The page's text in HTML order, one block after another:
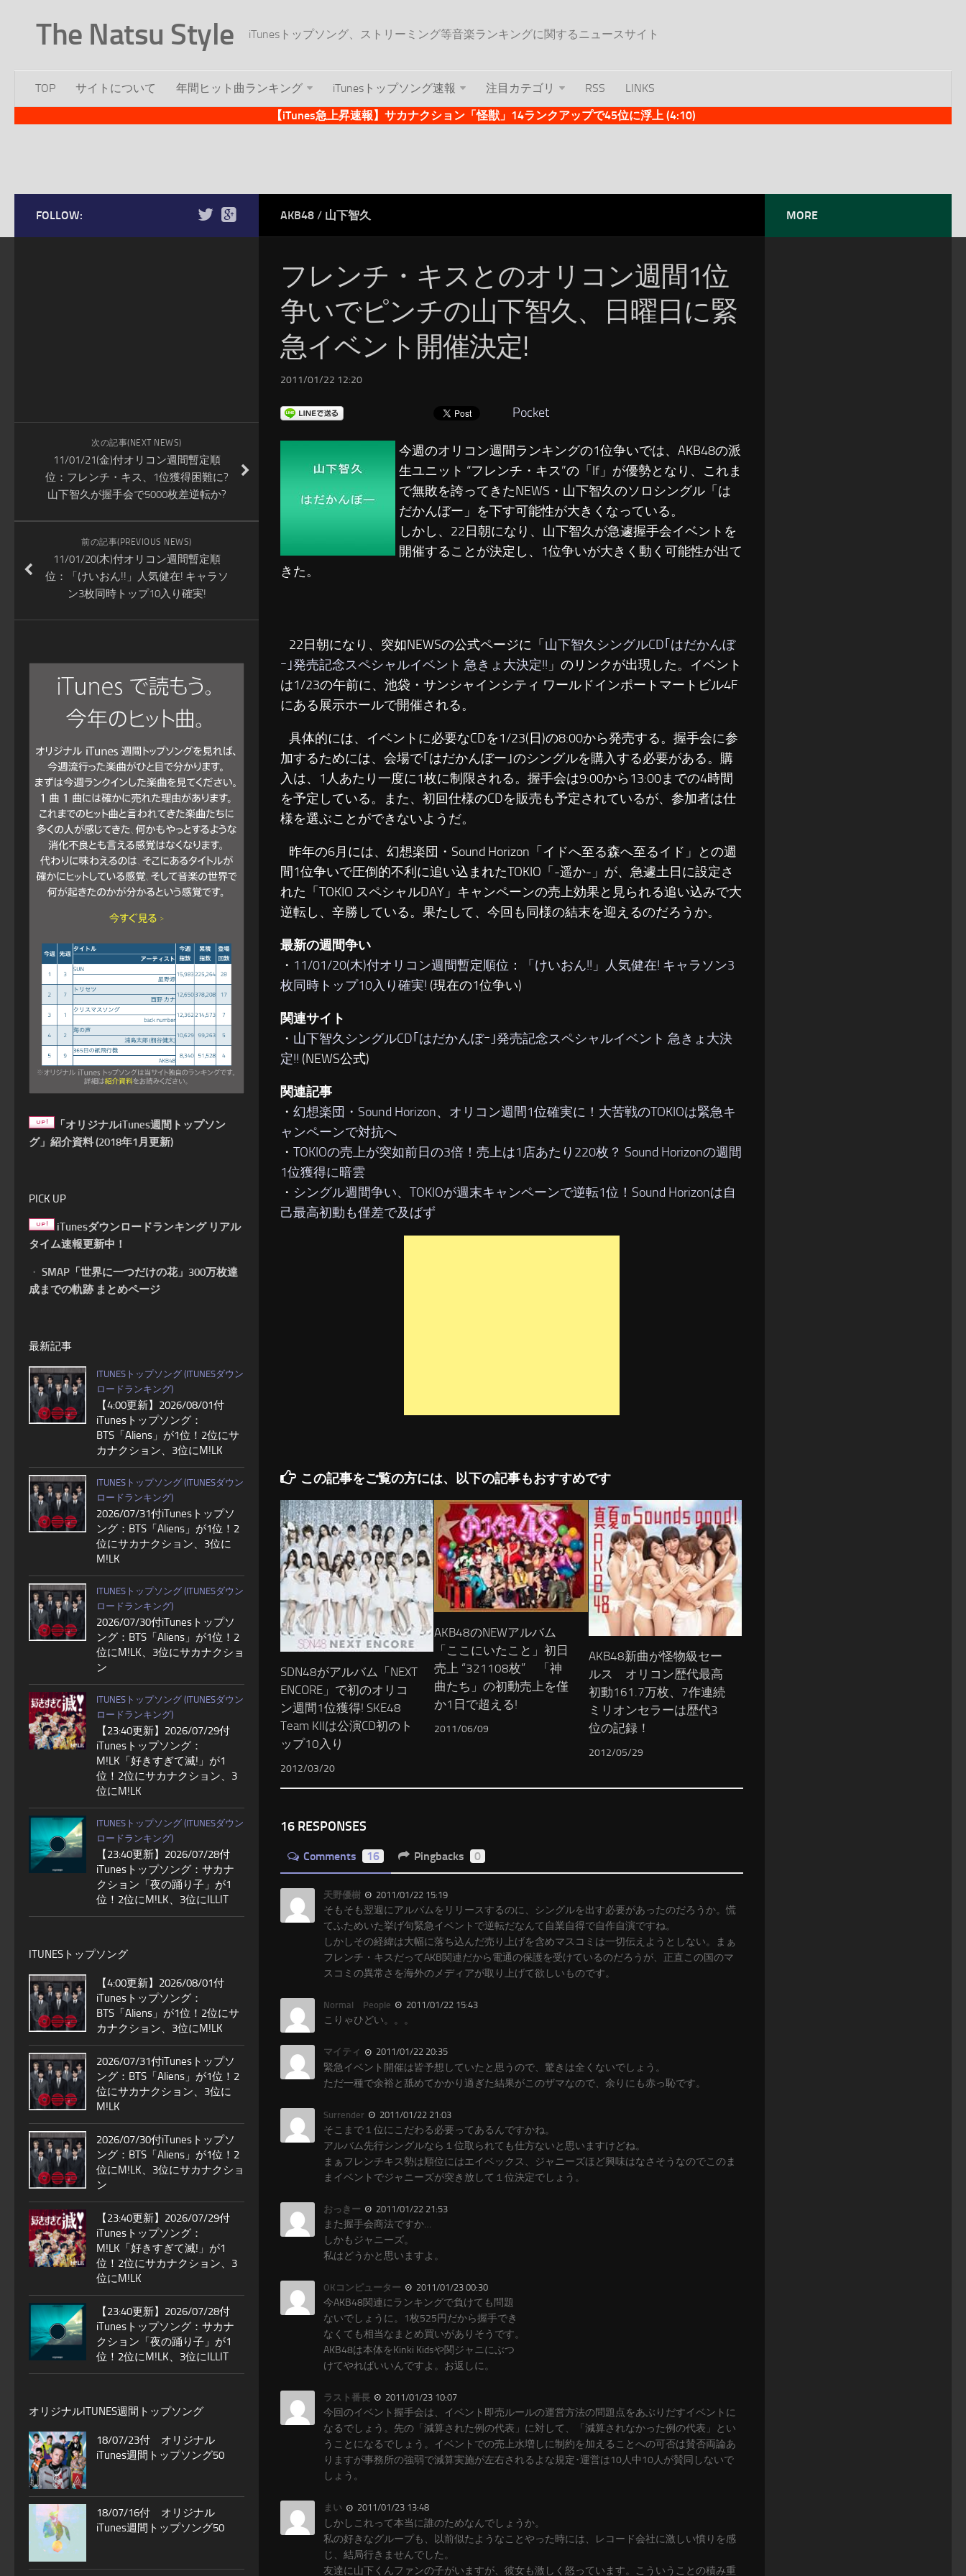
The Natsu Style iTunesトップソング、ストリーミング等音楽ランキングに関するニュースサイト
TOP サイトについて 年間ヒット曲ランキング iTunesトップソング速報 注目カテゴリ RSS
LINKS
【iTunes急上昇速報】サカナクション「怪獣」14ランクアップで45位に浮上 (4:10)
AKB48 / 山下智久
フレンチ・キスとのオリコン週間1位
争いでピンチの山下智久、日曜日に緊
急イベント開催決定!
2011/01/22 12:20
Pocket
今週のオリコン週間ランキングの1位争いでは、AKB48の派
生ユニット “フレンチ・キス”の「If」が優勢となり、これま
で無敗を誇ってきたNEWS・山下智久のソロシングル「は
だかんぼー」を下す可能性が大きくなっている。
しかし、22日朝になり、山下智久が急遽握手会イベントを
開催することが決定し、1位争いが大きく動く可能性が出て
きた。
22日朝になり、突如NEWSの公式ページに「 山下智久シングルCD｢はだかんぼ
ｰ｣発売記念スペシャルイベント 急きょ大決定!! 」のリンクが出現した。イベント
は1/23の午前に、池袋・サンシャインシティ ワールドインポートマートビル4F
にある展示ホールで開催される。
具体的には、イベントに必要なCDを1/23(日)の8:00から発売する。握手会に参
加するためには、会場で｢はだかんぼー｣のシングルを購入する必要がある。購
入は、1人あたり一度に1枚に制限される。握手会は9:00から13:00までの4時間
を予定している。また、初回仕様のCDを販売も予定されているが、参加者は仕
様を選ぶことができないようだ。
昨年の6月には、幻想楽団・Sound Horizon「イドへ至る森へ至るイド」との週
間1位争いで圧倒的不利に追い込まれたTOKIO「-遥か-」が、急遽土日に設定さ
れた「TOKIO スペシャルDAY」キャンペーンの売上効果と見られる追い込みで大
逆転し、辛勝している。果たして、今回も同様の結末を迎えるのだろうか。
最新の週間争い
・ 11/01/20(木)付オリコン週間暫定順位：「けいおん!!」人気健在! キャラソン3
枚同時トップ10入り確実! (現在の1位争い)
関連サイト
・ 山下智久シングルCD｢はだかんぼｰ｣発売記念スペシャルイベント 急きょ大決
定!! (NEWS公式)
関連記事
・ 幻想楽団・Sound Horizon、オリコン週間1位確実に！大苦戦のTOKIOは緊急キ
ャンペーンで対抗へ
・ TOKIOの売上が突如前日の3倍！売上は1店あたり220枚？ Sound Horizonの週間
1位獲得に暗雲
・ シングル週間争い、TOKIOが週末キャンペーンで逆転1位！Sound Horizonは自
己最高初動も僅差で及ばず
この記事をご覧の方には、以下の記事もおすすめです
SDN48がアルバム「NEXT
ENCORE」で初のオリコ
ン週間1位獲得! SKE48
Team KIIは公演CD初のト
ップ10入り
2012/03/20
AKB48のNEWアルバム
「ここにいたこと」初日
売上 “321108枚” 「神
曲たち」の初動売上を僅
か1日で超える!
2011/06/09
AKB48新曲が怪物級セー
ルス オリコン歴代最高
初動161.7万枚、7作連続
ミリオンセラーは歴代3
位の記録！
2012/05/29
16 RESPONSES
Comments 16 Pingbacks 0
天野優樹 2011/01/22 15:19
そもそも翌週にアルバムをリリースするのに、シングルを出す必要があったのだろうか。慌
てふためいた挙げ句緊急イベントで逆転だなんて自業自得で自作自演ですね。
しかしその経緯は大幅に落ち込んだ売り上げを含めマスコミは一切伝えようとしない。まぁ
フレンチ・キスだってAKB関連だから電通の保護を受けているのだろうが、正直この国のマ
スコミの異常さを海外のメディアが取り上げて欲しいものです。
Normal People 2011/01/22 15:43
こりゃひどい。。。
マイティ 2011/01/22 20:35
緊急イベント開催は皆予想していたと思うので、驚きは全くないでしょう。
ただ一種で余裕と舐めてかかり過ぎた結果がこのザマなので、余りにも赤っ恥です。
Surrender 2011/01/22 21:03
そこまで１位にこだわる必要ってあるんですかね。
アルバム先行シングルなら１位取られても仕方ないと思いますけどね。
まぁフレンチキス勢は順位にはエイベックス、ジャニーズほど興味はなさそうなのでこのま
まイベントでジャニーズが突き放して１位決定でしょう。
おっきー 2011/01/22 21:53
また握手会商法ですか…
しかもジャニーズ。
私はどうかと思いますよ。
OKコンピューター 2011/01/23 00:30
今AKB48関連にランキングで負けても問題
ないでしょうに。1枚525円だから握手でき
なくても相当なまとめ買いがありそうです。
AKB48は本体をKinki Kidsや関ジャニにぶつ
けてやればいいんですよ。お返しに。
ラスト番長 2011/01/23 10:07
今回のイベント握手会は、イベント即売ルールの運営方法の問題点をあぶりだすイベントに
なるでしょう。先の「減算された例の代表」に対して、「減算されなかった例の代表」とい
うことになるでしょう。イベントでの売上水増しに制約を加えることへの可否は賛否両論あ
りますが事務所の強弱で減算実施が左右されるよな規定･運営は10人中10人が賛同しないで
しょう。
まい 2011/01/23 13:48
しかしこれって本当に誰のためなんでしょうか。
私の好きなグループも、以前似たようなことやった時には、レコード会社に激しい憤りを感
じ、結局行きませんでした。
友達に山下くんファンの子がいますが、彼女も激しく怒っています。こういうことの積み重
FOLLOW:
次の記事(NEXT NEWS)
11/01/21(金)付オリコン週間暫定順
位：フレンチ・キス、1位獲得困難に?
山下智久が握手会で5000枚差逆転か?
前の記事(PREVIOUS NEWS)
11/01/20(木)付オリコン週間暫定順
位：「けいおん!!」人気健在! キャラソ
ン3枚同時トップ10入り確実!
「オリジナルiTunes週間トップソン
グ」紹介資料 (2018年1月更新)
PICK UP
iTunesダウンロードランキング リアル
タイム速報更新中！
・ SMAP「世界に一つだけの花」300万枚達
成までの軌跡 まとめページ
最新記事
ITUNESトップソング (ITUNESダウン
ロードランキング)
【4:00更新】2026/08/01付
iTunesトップソング：
BTS「Aliens」が1位！2位にサ
カナクション、3位にM!LK
ITUNESトップソング (ITUNESダウン
ロードランキング)
2026/07/31付iTunesトップソ
ング：BTS「Aliens」が1位！2
位にサカナクション、3位に
M!LK
ITUNESトップソング (ITUNESダウン
ロードランキング)
2026/07/30付iTunesトップソ
ング：BTS「Aliens」が1位！2
位にM!LK、3位にサカナクショ
ン
ITUNESトップソング (ITUNESダウン
ロードランキング)
【23:40更新】2026/07/29付
iTunesトップソング：
M!LK「好きすぎて滅!」が1
位！2位にサカナクション、3
位にM!LK
ITUNESトップソング (ITUNESダウン
ロードランキング)
【23:40更新】2026/07/28付
iTunesトップソング：サカナ
クション「夜の踊り子」が1
位！2位にM!LK、3位にILLIT
ITUNESトップソング
【4:00更新】2026/08/01付
iTunesトップソング：
BTS「Aliens」が1位！2位にサ
カナクション、3位にM!LK
2026/07/31付iTunesトップソ
ング：BTS「Aliens」が1位！2
位にサカナクション、3位に
M!LK
2026/07/30付iTunesトップソ
ング：BTS「Aliens」が1位！2
位にM!LK、3位にサカナクショ
ン
【23:40更新】2026/07/29付
iTunesトップソング：
M!LK「好きすぎて滅!」が1
位！2位にサカナクション、3
位にM!LK
【23:40更新】2026/07/28付
iTunesトップソング：サカナ
クション「夜の踊り子」が1
位！2位にM!LK、3位にILLIT
オリジナルITUNES週間トップソング
18/07/23付 オリジナル
iTunes週間トップソング50
18/07/16付 オリジナル
iTunes週間トップソング50
MORE